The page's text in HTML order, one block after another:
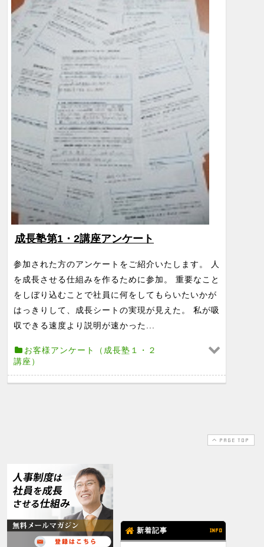
成長塾第1・2講座アンケート
参加された方のアンケートをご紹介いたします。 人
を成長させる仕組みを作るために参加。 重要なこと
をしぼり込むことで社員に何をしてもらいたいかが
はっきりして、成長シートの実現が見えた。 私が吸
収できる速度より説明が速かった...
お客様アンケート（成長塾１・２
講座）
PAGE TOP
新着記事 INFO